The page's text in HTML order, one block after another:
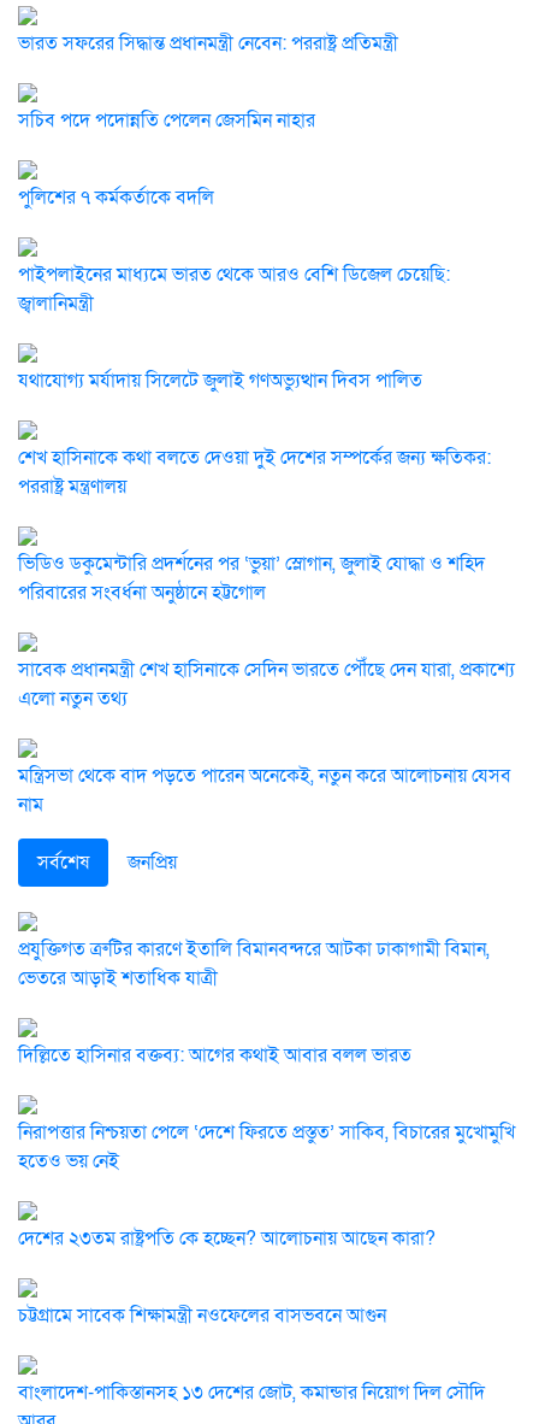
ভারত সফরের সিদ্ধান্ত প্রধানমন্ত্রী নেবেন: পররাষ্ট্র প্রতিমন্ত্রী
সচিব পদে পদোন্নতি পেলেন জেসমিন নাহার
পুলিশের ৭ কর্মকর্তাকে বদলি
পাইপলাইনের মাধ্যমে ভারত থেকে আরও বেশি ডিজেল চেয়েছি:
জ্বালানিমন্ত্রী
যথাযোগ্য মর্যাদায় সিলেটে জুলাই গণঅভ্যুত্থান দিবস পালিত
শেখ হাসিনাকে কথা বলতে দেওয়া দুই দেশের সম্পর্কের জন্য ক্ষতিকর:
পররাষ্ট্র মন্ত্রণালয়
ভিডিও ডকুমেন্টারি প্রদর্শনের পর ‘ভুয়া’ স্লোগান, জুলাই যোদ্ধা ও শহিদ
পরিবারের সংবর্ধনা অনুষ্ঠানে হট্টগোল
সাবেক প্রধানমন্ত্রী শেখ হাসিনাকে সেদিন ভারতে পৌঁছে দেন যারা, প্রকাশ্যে
এলো নতুন তথ্য
মন্ত্রিসভা থেকে বাদ পড়তে পারেন অনেকেই, নতুন করে আলোচনায় যেসব
নাম
সর্বশেষ জনপ্রিয়
প্রযুক্তিগত ত্রুটির কারণে ইতালি বিমানবন্দরে আটকা ঢাকাগামী বিমান,
ভেতরে আড়াই শতাধিক যাত্রী
দিল্লিতে হাসিনার বক্তব্য: আগের কথাই আবার বলল ভারত
নিরাপত্তার নিশ্চয়তা পেলে ‘দেশে ফিরতে প্রস্তুত’ সাকিব, বিচারের মুখোমুখি
হতেও ভয় নেই
দেশের ২৩তম রাষ্ট্রপতি কে হচ্ছেন? আলোচনায় আছেন কারা?
চট্টগ্রামে সাবেক শিক্ষামন্ত্রী নওফেলের বাসভবনে আগুন
বাংলাদেশ-পাকিস্তানসহ ১৩ দেশের জোট, কমান্ডার নিয়োগ দিল সৌদি